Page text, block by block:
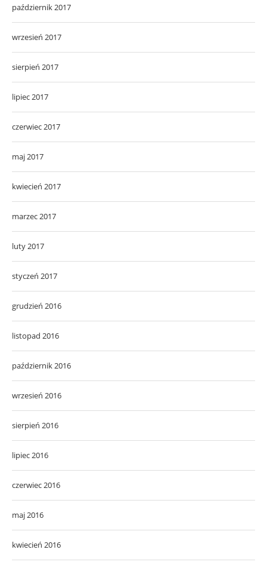
październik 2017
wrzesień 2017
sierpień 2017
lipiec 2017
czerwiec 2017
maj 2017
kwiecień 2017
marzec 2017
luty 2017
styczeń 2017
grudzień 2016
listopad 2016
październik 2016
wrzesień 2016
sierpień 2016
lipiec 2016
czerwiec 2016
maj 2016
kwiecień 2016